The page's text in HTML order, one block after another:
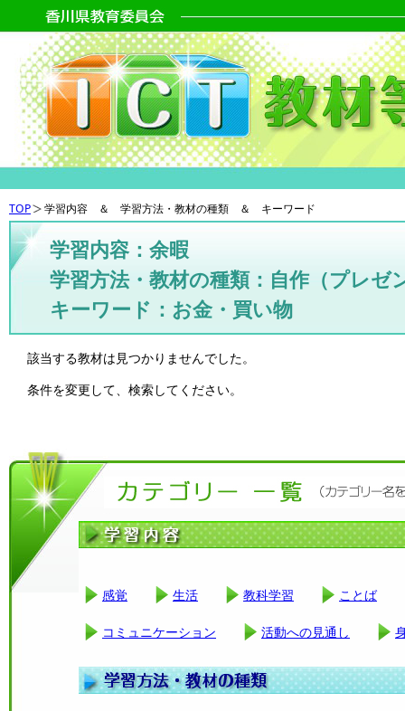
TOP 学習内容 ＆ 学習方法・教材の種類 ＆ キーワード
学習内容：余暇
学習方法・教材の種類：自作（プレ
キーワード：お金・買い物
該当する教材は見つかりませんでした。
条件を変更して、検索してください。
感覚 生活 教科学習 ことば
コミュニケーション 活動への見通し